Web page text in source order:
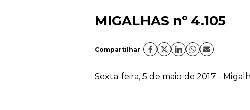
MIGALHAS nº 4.105
Compartilhar
Sexta-feira, 5 de maio de 2017 -